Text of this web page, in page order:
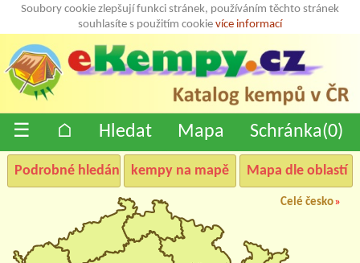
Soubory cookie zlepšují funkci stránek, používáním těchto stránek
souhlasíte s použitím cookie více informací
☰ ⌂ Hledat Mapa Schránka(0)
Podrobné hledání kempy na mapě Mapa dle oblastí
Celé česko»